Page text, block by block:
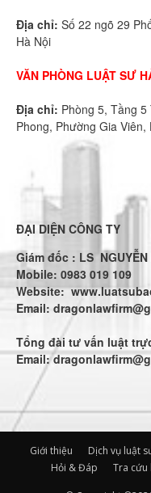
Địa chỉ: Số 22 ngõ 29
Hà Nội
VĂN PHÒNG LUẬT SƯ
Địa chỉ: Phòng 5, Tầng
Phong, Phường Gia Viên,
ĐẠI DIỆN CÔNG TY
Giám đốc : LS NGUYỄN
Mobile: 0983 019 109
Website:
Email:
Tổng đài tư vấn luật
Email:
Giới thiệu Dịch vụ luật
Hỏi & Đáp
Tra cứu